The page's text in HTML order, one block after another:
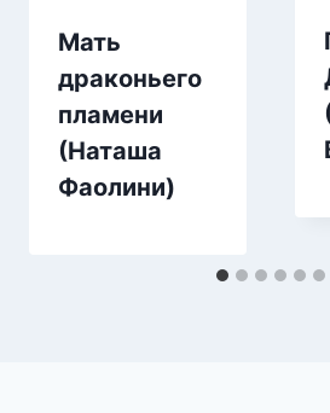
Мать
драконьего
пламени
(Наташа
Фаолини)